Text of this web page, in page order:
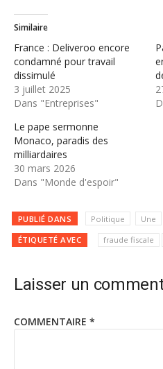
Similaire
France : Deliveroo encore
condamné pour travail
dissimulé
3 juillet 2025
Dans "Entreprises"
Le pape sermonne
Monaco, paradis des
milliardaires
30 mars 2026
Dans "Monde d'espoir"
PUBLIÉ DANS Politique Une
ÉTIQUETÉ AVEC fraude fiscale
Laisser un
COMMENTAIRE *